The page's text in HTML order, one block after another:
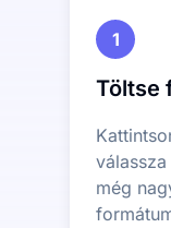
1
Töltse
még